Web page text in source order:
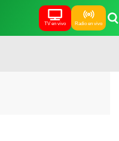
TV en vivo Radio en vivo